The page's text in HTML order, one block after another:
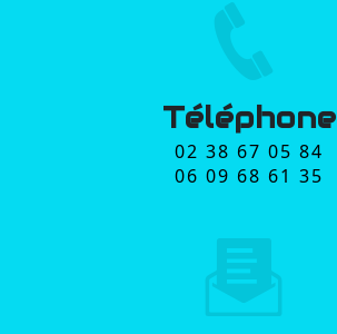
Téléphone
02 38 67 05 84
06 09 68 61 35